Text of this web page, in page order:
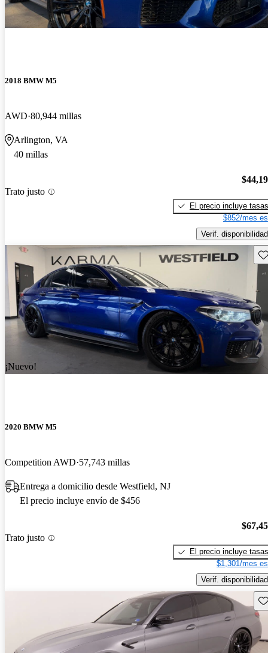
2018 BMW M5
AWD 80,944 millas
Arlington, VA
40 millas
Trato justo
El precio incluye tasas
$852/mes
Verif. disponibilidad
¡Nuevo!
2020 BMW M5
Competition AWD 57,743 millas
Entrega a domicilio desde Westfield, NJ
El precio incluye envío de $456
Trato justo
El precio incluye tasas
$1,301/mes
Verif. disponibilidad